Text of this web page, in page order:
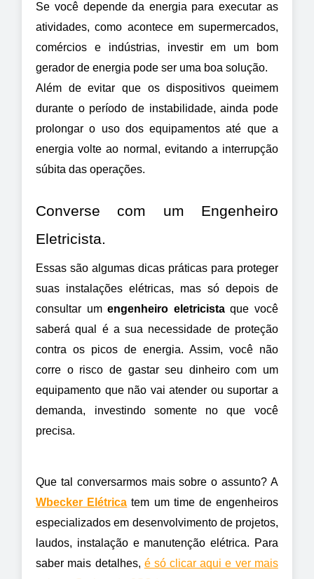
Se você depende da energia para executar as
atividades, como acontece em supermercados,
comércios e indústrias, investir em um bom
gerador de energia pode ser uma boa solução.
Além de evitar que os dispositivos queimem
durante o período de instabilidade, ainda pode
prolongar o uso dos equipamentos até que a
energia volte ao normal, evitando a interrupção
súbita das operações.
Converse com um Engenheiro
Eletricista.
Essas são algumas dicas práticas para proteger
suas instalações elétricas, mas só depois de
consultar um engenheiro eletricista que você
saberá qual é a sua necessidade de proteção
contra os picos de energia. Assim, você não
corre o risco de gastar seu dinheiro com um
equipamento que não vai atender ou suportar a
demanda, investindo somente no que você
precisa.
Que tal conversarmos mais sobre o assunto? A
Wbecker Elétrica tem um time de engenheiros
especializados em desenvolvimento de projetos,
laudos, instalação e manutenção elétrica. Para
saber mais detalhes, é só clicar aqui e ver mais